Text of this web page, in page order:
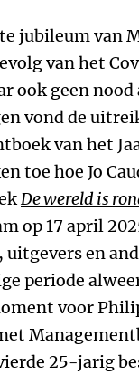
jubileum van
van het
ook geen
vond de
van het
toe hoe Jo
De wereld is
op 17 april
uitgevers en
periode
voor
25-jarig